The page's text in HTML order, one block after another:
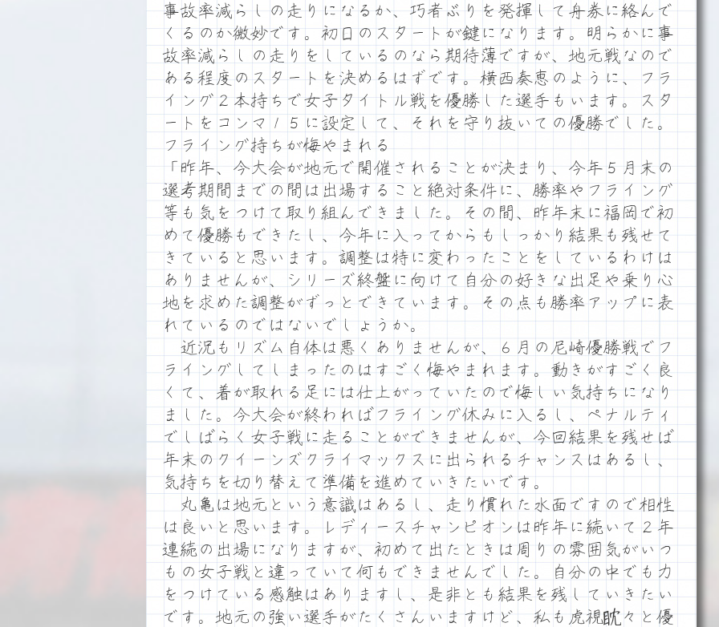
事故率減らしの走りになるか、巧者ぶりを発揮して舟券に絡んで
くるのか微妙です。初日のスタートが鍵になります。明らかに事
故率減らしの走りをしているのなら期待薄ですが、地元戦なので
ある程度のスタートを決めるはずです。横西奏恵のように、フラ
イング２本持ちで女子タイトル戦を優勝した選手もいます。スタ
ートをコンマ１５に設定して、それを守り抜いての優勝でした。
フライング持ちが悔やまれる
「昨年、今大会が地元で開催されることが決まり、今年５月末の
選考期間までの間は出場すること絶対条件に、勝率やフライング
等も気をつけて取り組んできました。その間、昨年末に福岡で初
めて優勝もできたし、今年に入ってからもしっかり結果も残せて
きていると思います。調整は特に変わったことをしているわけは
ありませんが、シリーズ終盤に向けて自分の好きな出足や乗り心
地を求めた調整がずっとできています。その点も勝率アップに表
れているのではないでしょうか。
近況もリズム自体は悪くありませんが、６月の尼崎優勝戦でフ
ライングしてしまったのはすごく悔やまれます。動きがすごく良
くて、着が取れる足には仕上がっていたので悔しい気持ちになり
ました。今大会が終わればフライング休みに入るし、ペナルティ
でしばらく女子戦に走ることができませんが、今回結果を残せば
年末のクイーンズクライマックスに出られるチャンスはあるし、
気持ちを切り替えて準備を進めていきたいです。
丸亀は地元という意識はあるし、走り慣れた水面ですので相性
は良いと思います。レディースチャンピオンは昨年に続いて２年
連続の出場になりますが、初めて出たときは周りの雰囲気がいつ
もの女子戦と違っていて何もできませんでした。自分の中でも力
をつけている感触はありますし、是非とも結果を残していきたい
です。地元の強い選手がたくさんいますけど、私も虎視眈々と優